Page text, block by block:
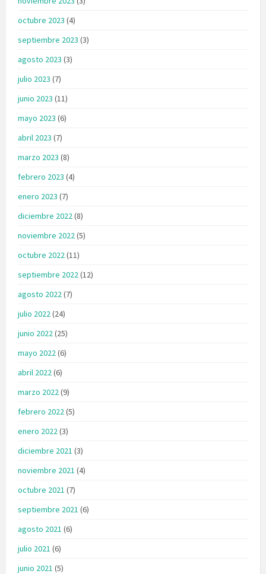
octubre 2023 (4)
septiembre 2023 (3)
agosto 2023 (3)
julio 2023 (7)
junio 2023 (11)
mayo 2023 (6)
abril 2023 (7)
marzo 2023 (8)
febrero 2023 (4)
enero 2023 (7)
diciembre 2022(8)
noviembre 2022(5)
octubre 2022(11)
septiembre 2022(12)
agosto 2022(7)
julio 2022(24)
junio 2022(25)
mayo 2022(6)
abril 2022(6)
marzo 2022(9)
febrero 2022(5)
enero 2022(3)
diciembre 2021 (3)
noviembre 2021 (4)
octubre 2021 (7)
septiembre 2021 (6)
agosto 2021 (6)
julio 2021 (6)
junio 2021 (5)